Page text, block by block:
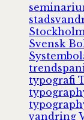
Svensk
typografi
vandring